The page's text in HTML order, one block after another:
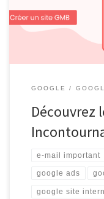
l’Internet. Le site
GOOGLE
Découvrez
e-mail important
google ads
google site